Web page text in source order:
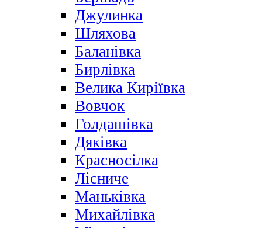
Джулинка
Шляхова
Баланівка
Бирлівка
Велика Киріївка
Вовчок
Голдашівка
Дяківка
Красносілка
Лісниче
Маньківка
Михайлівка